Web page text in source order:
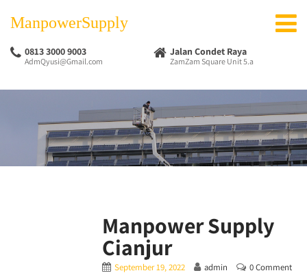
ManpowerSupply
0813 3000 9003
AdmQyusi@Gmail.com
Jalan Condet Raya
ZamZam Square Unit 5.a
Manpower Supply
Cianjur
September 19, 2022 admin
0 Comment